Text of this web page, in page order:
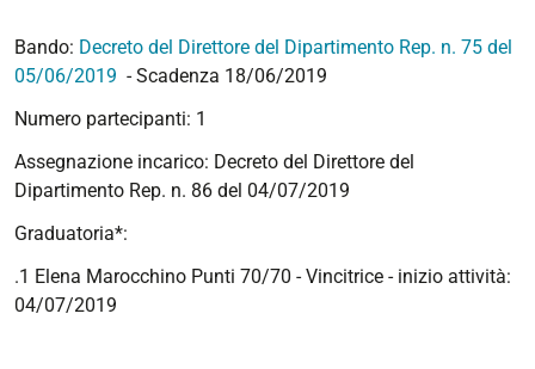
Bando: Decreto del Direttore del Dipartimento Rep. n. 75 del
05/06/2019 - Scadenza 18/06/2019
Numero partecipanti: 1
Assegnazione incarico: Decreto del Direttore del
Dipartimento Rep. n. 86 del 04/07/2019
Graduatoria*:
.1 Elena Marocchino Punti 70/70 - Vincitrice - inizio attività:
04/07/2019